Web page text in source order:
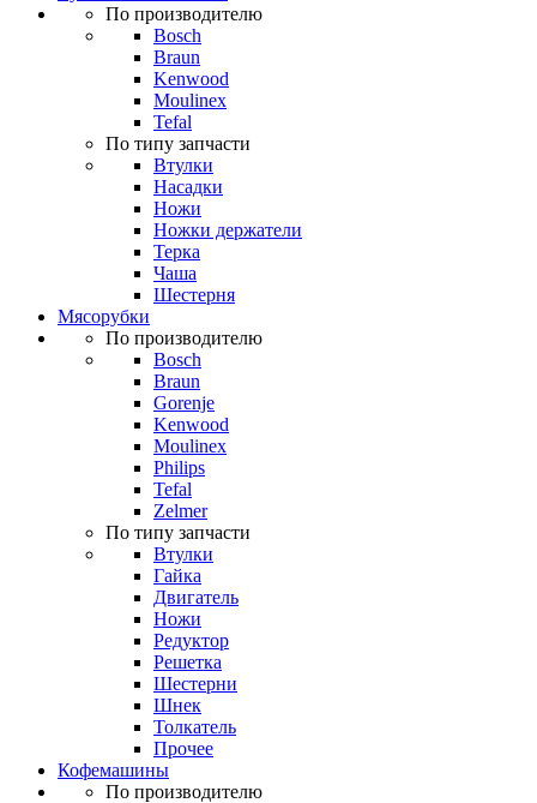
По производителю
Bosch
Braun
Kenwood
Moulinex
Tefal
По типу запчасти
Втулки
Насадки
Ножи
Ножки держатели
Терка
Чаша
Шестерня
Мясорубки
По производителю
Bosch
Braun
Gorenje
Kenwood
Moulinex
Philips
Tefal
Zelmer
По типу запчасти
Втулки
Гайка
Двигатель
Ножи
Редуктор
Решетка
Шестерни
Шнек
Толкатель
Прочее
Кофемашины
По производителю